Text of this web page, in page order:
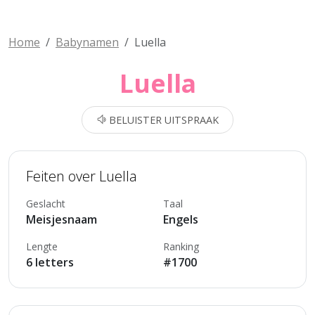
Home Babynamen Luella
Luella
BELUISTER UITSPRAAK
Feiten over Luella
Geslacht
Meisjesnaam
Taal
Engels
Lengte
6 letters
Ranking
#1700